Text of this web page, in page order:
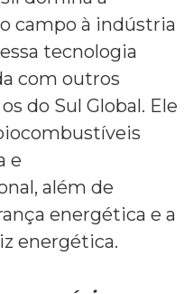
campo à indústria
tecnologia
com outros
do Sul Global. Ele
e
além de
energética e a
energética.